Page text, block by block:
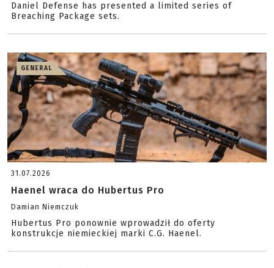
Daniel Defense has presented a limited series of
Breaching Package sets.
GENERAL
31.07.2026
Haenel wraca do Hubertus Pro
Damian Niemczuk
Hubertus Pro ponownie wprowadził do oferty
konstrukcje niemieckiej marki C.G. Haenel.